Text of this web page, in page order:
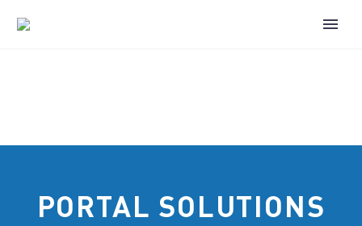
PORTAL SOLUTIONS